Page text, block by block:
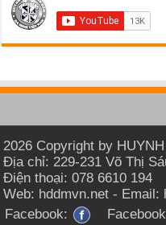
2026 Copyright by
Địa chỉ: 229-231 Võ Thị
Điện thoại: 078 6610 194
Web: hddmvn.net - Email:
Facebook: